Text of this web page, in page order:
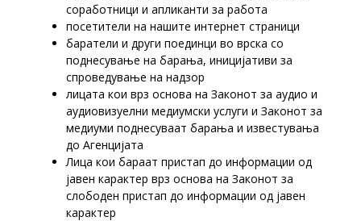
соработници и апликанти за работа
посетители на нашите интернет страници
баратели и други поединци во врска со
поднесување на барања, иницијативи за
спроведување на надзор
лицата кои врз основа на Законот за аудио и
аудиовизуелни медиумски услуги и Законот за
медиуми поднесуваат барања и известувања
до Агенцијата
Лица кои бараат пристап до информации од
јавен карактер врз основа на Законот за
слободен пристап до информации од јавен
карактер